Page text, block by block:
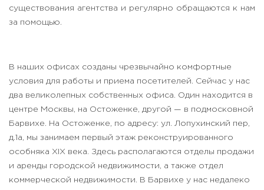
существования агентства и регулярно обращаются к нам
за помощью.
В наших офисах созданы чрезвычайно комфортные
условия для работы и приема посетителей. Сейчас у нас
два великолепных собственных офиса. Один находится в
центре Москвы, на Остоженке, другой — в подмосковной
Барвихе. На Остоженке, по адресу: ул. Лопухинский пер,
д.1а, мы занимаем первый этаж реконструированного
особняка XIX века. Здесь располагаются отделы продажи
и аренды городской недвижимости, а также отдел
коммерческой недвижимости. В Барвихе у нас недалеко